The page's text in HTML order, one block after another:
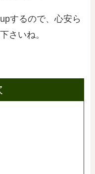
するので、心安ら
さいね。